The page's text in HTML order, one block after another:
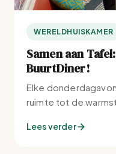
WERELDHUISKAMER
Samen aan
BuurtDiner!
Elke
ruimte tot de
Lees verder